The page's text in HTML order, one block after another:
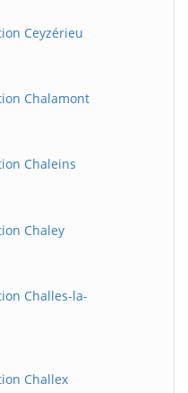
Ceyzérieu
Chalamont
Chaleins
Chaley
Challes-la-
Challex